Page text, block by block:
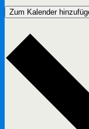
Zum Kalender